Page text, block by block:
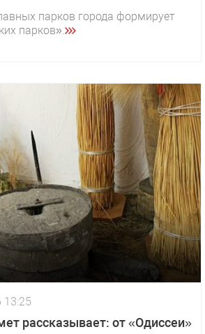
парков города формирует
парков».
13:25
рассказывает: от «Одиссеи»